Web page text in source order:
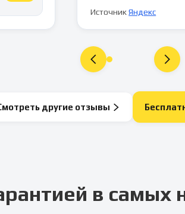
Источник Яндекс
другие отзывы
в самых